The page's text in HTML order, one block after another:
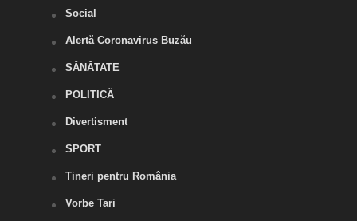
Social
Alertă Coronavirus Buzău
SĂNĂTATE
POLITICĂ
Divertisment
SPORT
Tineri pentru România
Vorbe Tari